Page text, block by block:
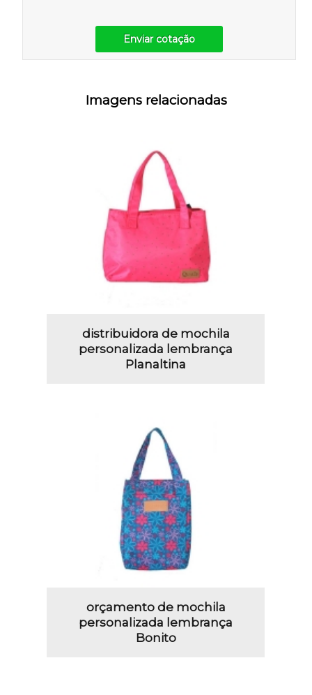
Enviar cotação
Imagens relacionadas
distribuidora de mochila
personalizada lembrança
Planaltina
orçamento de mochila
personalizada lembrança
Bonito